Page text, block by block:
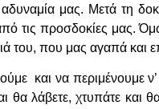
μας. Μετά τη
τις προσδοκίες μας.
του, που μας αγαπά και
και να περιμένουμε
θα λάβετε, χτυπάτε και